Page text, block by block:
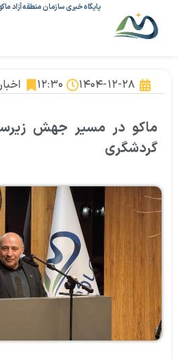
پایگاه خبری سازمان منطقه آزاد ماکو
۱۴۰۴-۱۲-۲۸ ۱۲:۳۰
ماکو در مسیر جهش
گردشگری